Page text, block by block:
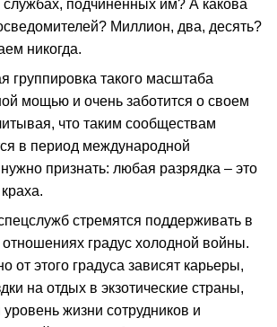
службах, подчиненных им? А какова
Миллион, два, десять?
никогда.
группировка такого масштаба
мощью и очень заботится о своем
что таким сообществам
в период международной
признать: любая разрядка – это
стремятся поддерживать в
градус холодной войны.
от этого градуса зависят карьеры,
на отдых в экзотические страны,
жизни сотрудников и